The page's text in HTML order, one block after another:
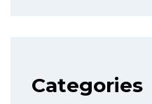
Categories